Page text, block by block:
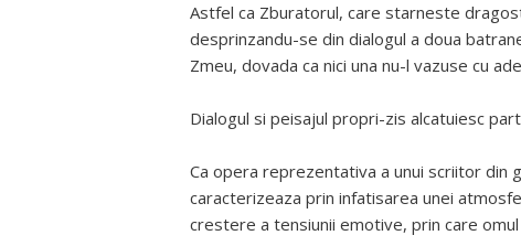
Astfel ca Zburatorul, care starneste
desprinzandu-se din dialogul a doua
Zmeu, dovada ca nici una nu-l vazuse cu
Dialogul si peisajul propri-zis alcatuiesc
Ca opera reprezentativa a unui scriitor
caracterizeaza prin infatisarea unei
crestere a tensiunii emotive, prin care